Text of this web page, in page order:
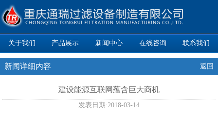
关于我们 产品展示 新闻中心 在线咨询 联系我们
新闻详细内容 返回
建设能源互联网蕴含巨大商机
发表日期:2018-03-14